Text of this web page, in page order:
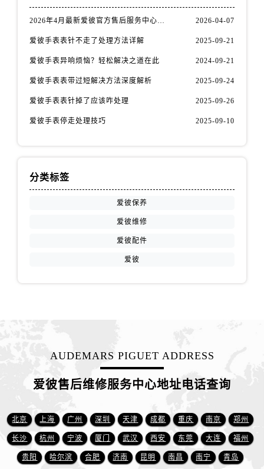
江苏省扬州市邗江区国展路29号星耀天地写字楼1号楼18层1803室爱彼售后服务中心（需提前预约）
江西省景德镇市珠山区珠山中路爱彼售后服务中心（需提前预约）
山东省潍坊市奎文区东风东街爱彼售后服务中心（需提前预约）
山东省枣庄市滕州市北辛路与善国路交叉口爱彼售后服务中心（需提前预约）
山东省淄博市张店区金晶大道爱彼售后服务中心（需提前预约）
2026年4月最新爱彼官方售后服务中心网点考察报告（新址） 2026-04-07
爱彼手表表针不走了处理方法详解 2025-09-21
爱彼手表异响烦恼？轻松解决之道在此 2024-09-21
爱彼手表表带过短解决方法深度解析 2025-09-24
爱彼手表表针掉了应该咋处理 2025-09-26
爱彼手表停走处理技巧 2025-09-10
分类标签
爱彼保养
爱彼维修
爱彼配件
爱彼
AUDEMARS PIGUET ADDRESS
爱彼售后维修服务中心地址电话查询
北京 上海 广州 深圳 天津 成都 重庆 南京 郑州
长沙 杭州 宁波 厦门 武汉 西安 东莞 大连 福州
贵阳 哈尔滨 合肥 济南 昆明 南昌 南宁 青岛